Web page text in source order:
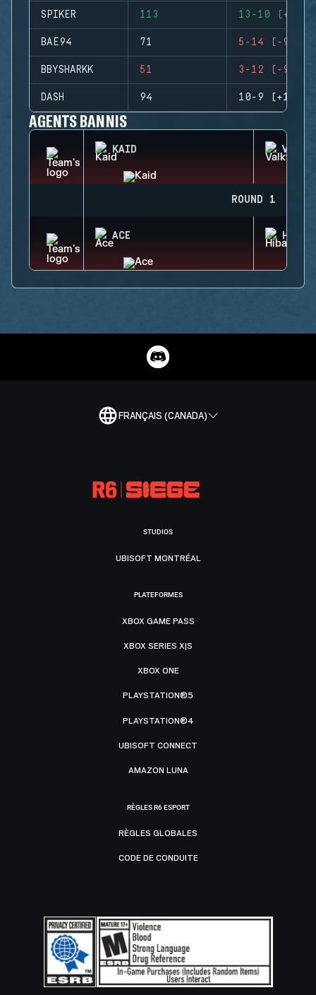
SPIKER 113 13-10 (+3)
BAE94 71 5-14 (-9)
BBYSHARKK 51 3-12 (-9)
DASH 94 10-9 (+1)
AGENTS BANNIS
KAID
ROUND 1
ACE
FRANÇAIS (CANADA)
STUDIOS
UBISOFT MONTRÉAL
PLATEFORMES
XBOX GAME PASS
XBOX SERIES X|S
XBOX ONE
PLAYSTATION®5
PLAYSTATION®4
UBISOFT CONNECT
AMAZON LUNA
RÈGLES R6 ESPORT
RÈGLES GLOBALES
CODE DE CONDUITE